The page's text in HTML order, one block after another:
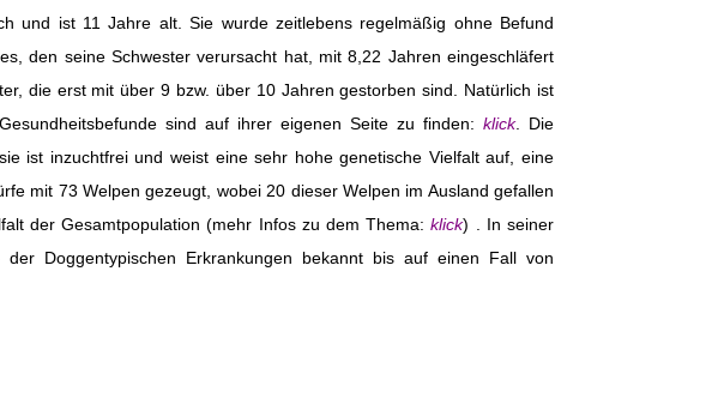
und ist 11 Jahre alt. Sie wurde zeitlebens regelmäßig ohne Befund
den seine Schwester verursacht hat, mit 8,22 Jahren eingeschläfert
die erst mit über 9 bzw. über 10 Jahren gestorben sind. Natürlich ist
sind auf ihrer eigenen Seite zu finden: klick. Die
ist inzuchtfrei und weist eine sehr hohe genetische Vielfalt auf, eine
mit 73 Welpen gezeugt, wobei 20 dieser Welpen im Ausland gefallen
der Gesamtpopulation (mehr Infos zu dem Thema:klick) . In seiner
Doggentypischen Erkrankungen bekannt bis auf einen Fall von